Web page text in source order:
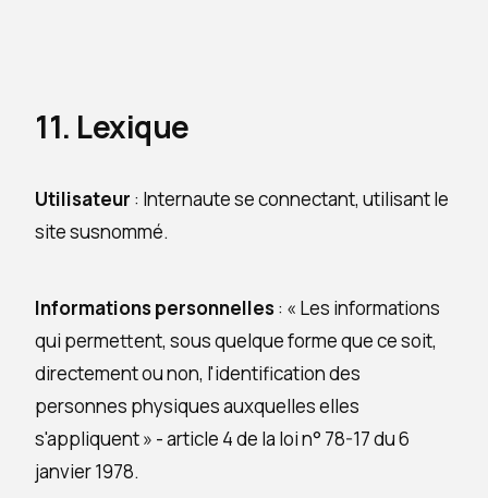
11. Lexique
Utilisateur : Internaute se connectant, utilisant le
site susnommé.
Informations personnelles: « Les informations
qui permettent, sous quelque forme que ce soit,
directement ou non, l'identification des
personnes physiques auxquelles elles
s'appliquent » - article 4 de la loi n° 78-17 du 6
janvier 1978.